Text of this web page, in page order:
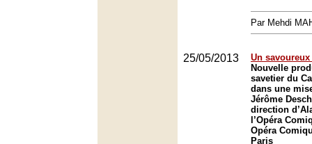
Par Mehdi
25/05/2013
Un
Nouvelle
savetier du
dans une
Jérôme
direction
l’Opéra
Opéra
Paris